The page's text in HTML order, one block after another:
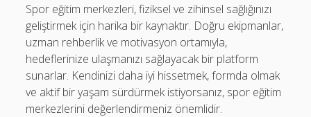
Spor eğitim merkezleri, fiziksel ve zihinsel sağlığınızı
geliştirmek için harika bir kaynaktır. Doğru ekipmanlar,
uzman rehberlik ve motivasyon ortamıyla,
hedeflerinize ulaşmanızı sağlayacak bir platform
sunarlar. Kendinizi daha iyi hissetmek, formda olmak
ve aktif bir yaşam sürdürmek istiyorsanız, spor eğitim
merkezlerini değerlendirmeniz önemlidir.